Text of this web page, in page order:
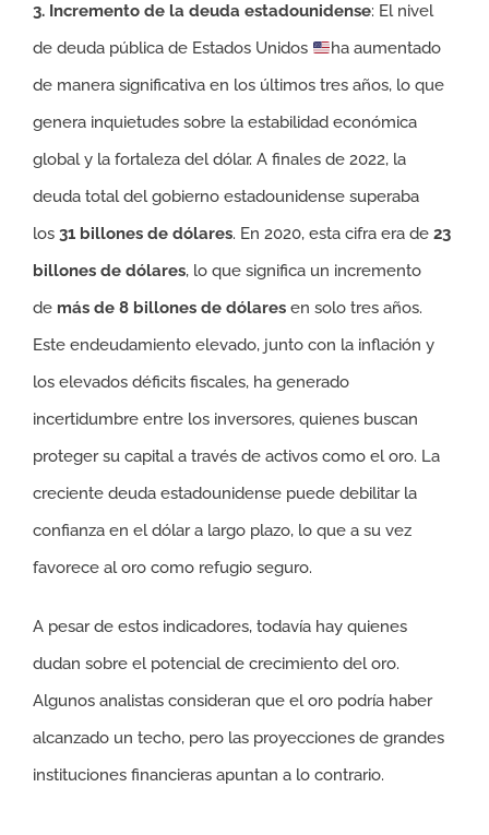
3. Incremento de la deuda estadounidense: El nivel
de deuda pública de Estados Unidos
ha aumentado
de manera significativa en los últimos tres años, lo que
genera inquietudes sobre la estabilidad económica
global y la fortaleza del dólar. A finales de 2022, la
deuda total del gobierno estadounidense superaba
los 31 billones de dólares. En 2020, esta cifra era de 23
billones de dólares, lo que significa un incremento
de más de 8 billones de dólares en solo tres años.
Este endeudamiento elevado, junto con la inflación y
los elevados déficits fiscales, ha generado
incertidumbre entre los inversores, quienes buscan
proteger su capital a través de activos como el oro. La
creciente deuda estadounidense puede debilitar la
confianza en el dólar a largo plazo, lo que a su vez
favorece al oro como refugio seguro.
A pesar de estos indicadores, todavía hay quienes
dudan sobre el potencial de crecimiento del oro.
Algunos analistas consideran que el oro podría haber
alcanzado un techo, pero las proyecciones de grandes
instituciones financieras apuntan a lo contrario.